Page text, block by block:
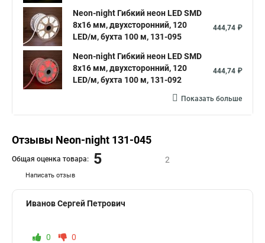
Neon-night Гибкий неон LED SMD
8х16 мм, двухсторонний, 120
LED/м, бухта 100 м, 131-095
444,74 ₽
Neon-night Гибкий неон LED SMD
8х16 мм, двухсторонний, 120
LED/м, бухта 100 м, 131-092
444,74 ₽
Показать больше
Отзывы Neon-night 131-045
Написать отзыв
Общая оценка товара: 5 2
Иванов Сергей Петрович
0 0